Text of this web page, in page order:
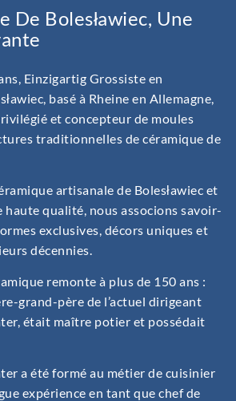
De Bolesławiec, Une
Einzigartig Grossiste en
basé à Rheine en Allemagne,
et concepteur de moules
traditionnelles de céramique de
artisanale de Bolesławiec et
haute qualité, nous associons savoir-
exclusives, décors uniques et
décennies.
remonte à plus de 150 ans :
grand-père de l’actuel dirigeant
était maître potier et possédait
a été formé au métier de cuisinier
expérience en tant que chef de